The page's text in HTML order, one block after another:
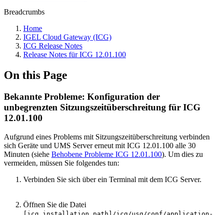
Breadcrumbs
Home
IGEL Cloud Gateway (ICG)
ICG Release Notes
Release Notes für ICG 12.01.100
On this Page
Bekannte Probleme: Konfiguration der
unbegrenzten Sitzungszeitüberschreitung für ICG
12.01.100
Aufgrund eines Problems mit Sitzungszeitüberschreitung verbinden
sich Geräte und UMS Server erneut mit ICG 12.01.100 alle 30
Minuten (siehe Behobene Probleme ICG 12.01.100). Um dies zu
vermeiden, müssen Sie folgendes tun:
Verbinden Sie sich über ein Terminal mit dem ICG Server.
Öffnen Sie die Datei